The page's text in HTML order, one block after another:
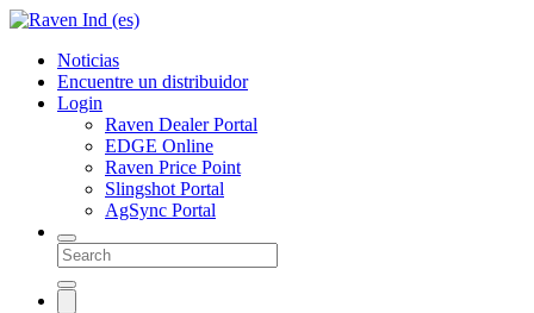
Noticias
Encuentre un distribuidor
Login
Raven Dealer Portal
EDGE Online
Raven Price Point
Slingshot Portal
AgSync Portal